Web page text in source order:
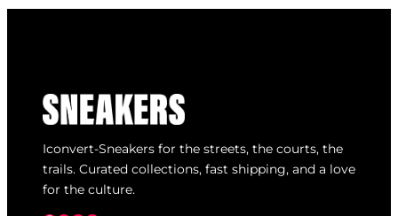
Iconvert-Sneakers for the streets, the courts, the
trails. Curated collections, fast shipping, and a love
for the culture.